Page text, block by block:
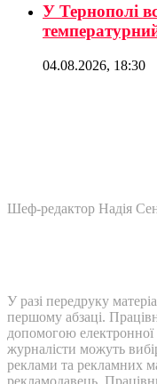
У Тернополі
04.08.2026, 18:30
Шеф-редактор Надія
У разі передруку
першому абзаці.
допомогою
журналісти можуть
реклами та рекламних
рекламодавець.